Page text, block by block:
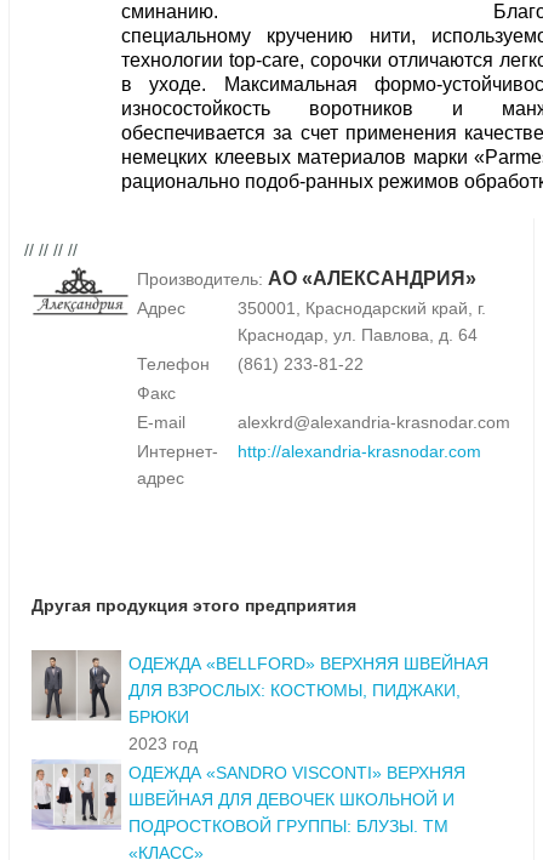
сминанию.
специальному кручению нити,
технологии top-care, сорочки отличаются
в уходе. Максимальная формо-
износостойкость воротников и
обеспечивается за счет применения
немецких клеевых материалов марки
рационально подоб-ранных режимов
// // // //
Производитель: АО «АЛЕКСАНДРИЯ»
Адрес
350001, Краснодарский край, г.
Краснодар, ул. Павлова, д. 64
Телефон
(861) 233-81-22
Факс
E-mail
alexkrd@alexandria-krasnodar.com
Интернет-
адрес
http://alexandria-krasnodar.com
Другая продукция этого предприятия
ОДЕЖДА «BELLFORD» ВЕРХНЯЯ ШВЕЙНАЯ
ДЛЯ ВЗРОСЛЫХ: КОСТЮМЫ, ПИДЖАКИ,
БРЮКИ
2023 год
ОДЕЖДА «SANDRO VISCONTI» ВЕРХНЯЯ
ШВЕЙНАЯ ДЛЯ ДЕВОЧЕК ШКОЛЬНОЙ И
ПОДРОСТКОВОЙ ГРУППЫ: БЛУЗЫ. ТМ
«КЛАСС»